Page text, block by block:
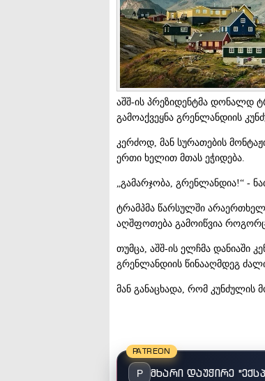
აშშ-ის პრეზიდენტმა დონალდ
გამოაქვეყნა გრენლანდიის
კერძოდ, მან სურათების
ერთი ხელით მთას ეჭიდება.
„გამარჯობა, გრენლანდია!“ -
ტრამპმა წარსულში
აღშფოთება გამოიწვია
თუმცა, აშშ-ის ელჩმა დანიაში
გრენლანდიის წინააღმდეგ
მან განაცხადა, რომ
PATREON
P მხარი დაუჭირე